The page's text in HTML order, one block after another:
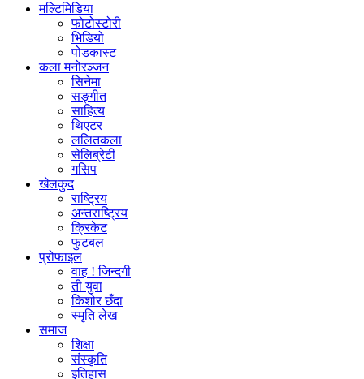
मल्टिमिडिया
फोटोस्टोरी
भिडियो
पोडकास्ट
कला मनोरञ्जन
सिनेमा
सङ्गीत
साहित्य
थिएटर
ललितकला
सेलिब्रेटी
गसिप
खेलकुद
राष्ट्रिय
अन्तराष्ट्रिय
क्रिकेट
फुटबल
प्रोफाइल
वाह ! जिन्दगी
ती युवा
किशोर छँदा
स्मृति लेख
समाज
शिक्षा
संस्कृति
इतिहास